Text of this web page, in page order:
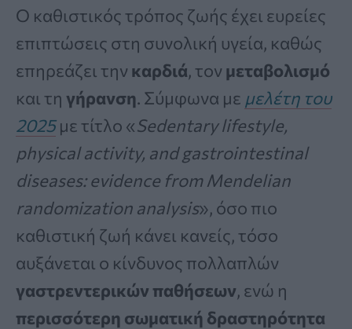
Ο καθιστικός τρόπος ζωής έχει ευρείες
επιπτώσεις στη συνολική υγεία, καθώς
επηρεάζει την καρδιά, τον μεταβολισμό
και τη γήρανση. Σύμφωνα με μελέτη του
2025με τίτλο «Sedentary lifestyle,
physical activity, and gastrointestinal
diseases: evidence from Mendelian
randomization analysis», όσο πιο
καθιστική ζωή κάνει κανείς, τόσο
αυξάνεται ο κίνδυνος πολλαπλών
γαστρεντερικών παθήσεων, ενώ η
περισσότερη σωματική δραστηρότητα